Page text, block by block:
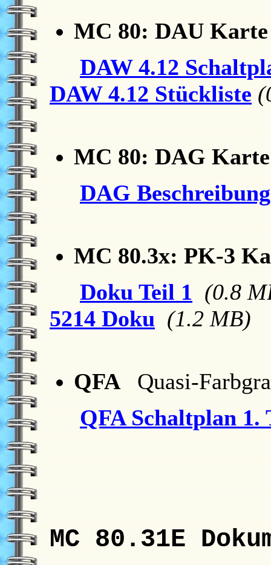
MC 80: DAU
DAW 4.12
DAW 4.12 Stückliste
MC 80: DAG
DAG Beschreibung
MC 80.3x: PK-3
Doku Teil 1 (0.8
5214 Doku (1.2 MB)
QFA
Quasi-
QFA Schaltplan 1.
MC 80.31E